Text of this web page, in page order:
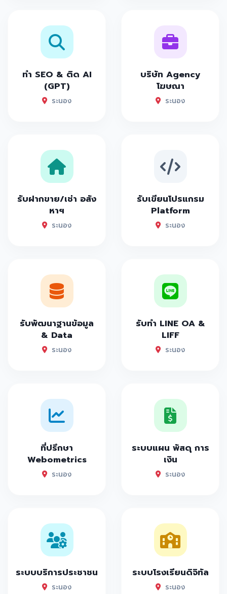
ทำ SEO & ติด AI
(GPT)
ระนอง
บริษัท Agency
โฆษณา
ระนอง
รับฝากขาย/เช่า อสัง
หาฯ
ระนอง
รับเขียนโปรแกรม
Platform
ระนอง
รับพัฒนาฐานข้อมูล
& Data
ระนอง
รับทำ LINE OA &
LIFF
ระนอง
ที่ปรึกษา
Webometrics
ระนอง
ระบบแผน พัสดุ การ
เงิน
ระนอง
ระบบบริการประชาชน
ระนอง
ระบบโรงเรียนดิจิทัล
ระนอง